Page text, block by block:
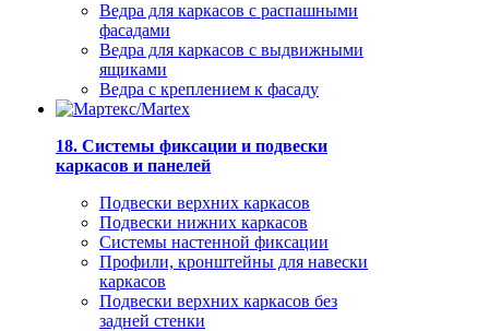
Ведра для каркасов с распашными
фасадами
Ведра для каркасов с выдвижными
ящиками
Ведра с креплением к фасаду
18. Системы фиксации и подвески
каркасов и панелей
Подвески верхних каркасов
Подвески нижних каркасов
Системы настенной фиксации
Профили, кронштейны для навески
каркасов
Подвески верхних каркасов без
задней стенки